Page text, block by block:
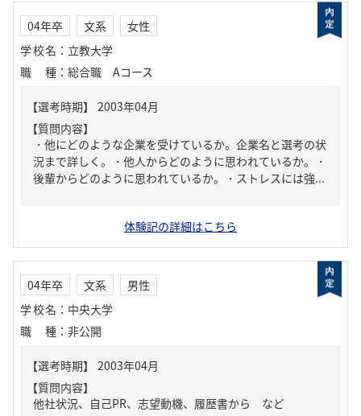
04年卒 文系
女性
学校名 ： 立教大学
職種 ： 総合職 Aコース
【質問内容】
・他にどのような企業を受けているか。企業名と選考の状
況まで詳しく。・他人からどのように思われているか。・
後輩からどのように思われているか。・ストレスには強...
体験記の詳細はこちら
04年卒 文系
男性
学校名 ： 中央大学
職種 ： 非公開
【質問内容】
他社状況、自己PR、志望動機、履歴書から など